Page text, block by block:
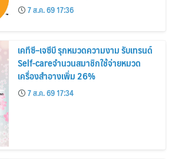
7 ส.ค. 69 17:36
เคทีซี–เจซีบี รุกหมวดความงาม รับเทรนด์
Self-careจำนวนสมาชิกใช้จ่ายหมวด
เครื่องสำอางเพิ่ม 26%
7 ส.ค. 69 17:34